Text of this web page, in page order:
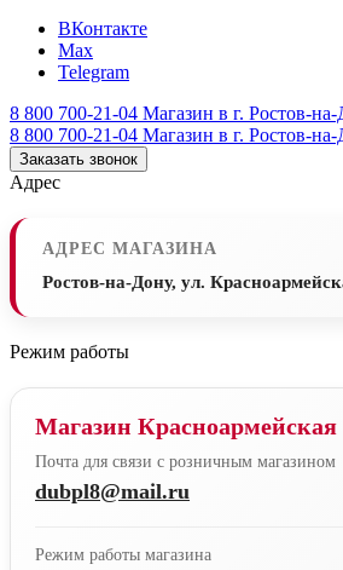
ВКонтакте
Max
Telegram
8 800 700-21-04 Магазин в г. Ростов-
8 800 700-21-04 Магазин в г. Ростов-
Заказать звонок
Адрес
АДРЕС МАГАЗИНА
Ростов-на-Дону, ул.
Режим работы
Магазин Красноармейская
Почта для связи с розничным магазином
dubpl8@mail.ru
Режим работы магазина